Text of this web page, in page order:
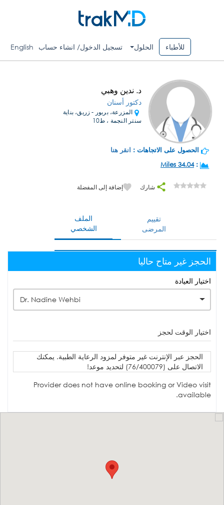
للأطباء الحلول تسجيل الدخول/ انشاء حساب English
د. ندين وهبي
دكتور أسنان
المزرعة، بربور - زريق، بناية
سنتر النجمة ، ط10
الحصول على الاتجاهات : انقر هنا
:
34.04 Miles
شارك إضافة إلى المفضلة
الملف
الشخصي
تقييم
المرضى
الحجز غير متاح حاليا
اختيار العيادة
Dr. Nadine Wehbi
اختيار الوقت لحجز
الحجز عبر الإنترنت غير متوفر لمزود الرعاية الطبية. يمكنك
الاتصال على (76/400079) لتحديد موعد!
Provider does not have online booking or Video visit
available.